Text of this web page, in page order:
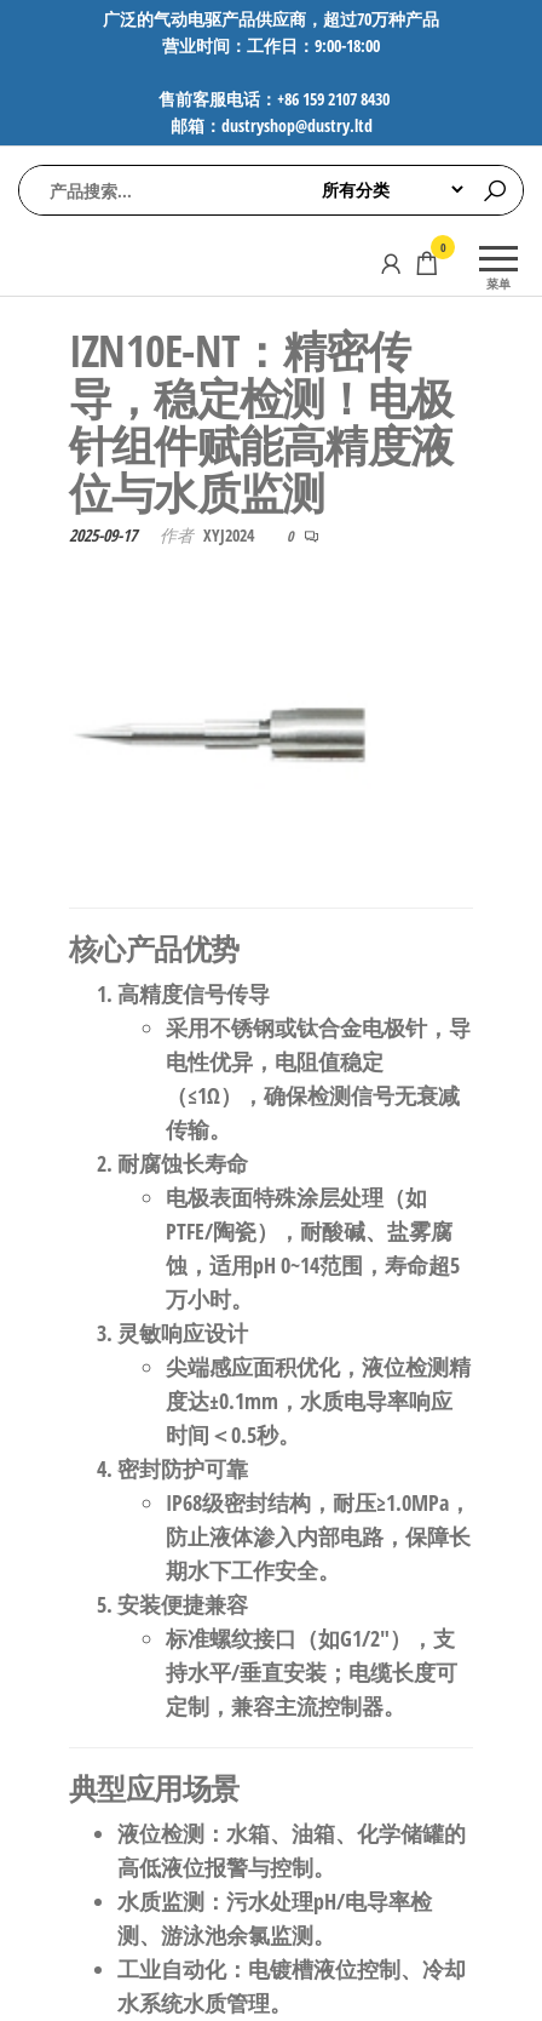
广泛的气动电驱产品供应商，超过70万种产品
营业时间：工作日：9:00-18:00
售前客服电话：+86 159 2107 8430
邮箱：dustryshop@dustry.ltd
动
FESTO、
AVENTICS等
品牌气动
元件，超
过88万种
工业自动
化零部
件，正品
保障，全
菜单
0
​​IZN10E-NT：精密传
导，稳定检测！电极
针组件赋能高精度液
位与水质监测​​
2025-09-17 作者 XYJ2024 0
​核心产品优势​
​高精度信号传导​
采用不锈钢或钛合金电极针，导
电性优异，电阻值稳定
（≤1Ω），确保检测信号无衰减
传输。
​耐腐蚀长寿命​
电极表面特殊涂层处理（如
PTFE/陶瓷），耐酸碱、盐雾腐
蚀，适用pH 0~14范围，寿命超5
万小时。
​灵敏响应设计​
尖端感应面积优化，液位检测精
度达±0.1mm，水质电导率响应
时间＜0.5秒。
​密封防护可靠​
IP68级密封结构，耐压≥1.0MPa，
防止液体渗入内部电路，保障长
期水下工作安全。
​安装便捷兼容​
标准螺纹接口（如G1/2″），支
持水平/垂直安装；电缆长度可
定制，兼容主流控制器。
​典型应用场景​
​液位检测​​：水箱、油箱、化学储罐的
高低液位报警与控制。
​水质监测​​：污水处理pH/电导率检
测、游泳池余氯监测。
​工业自动化​​：电镀槽液位控制、冷却
水系统水质管理。